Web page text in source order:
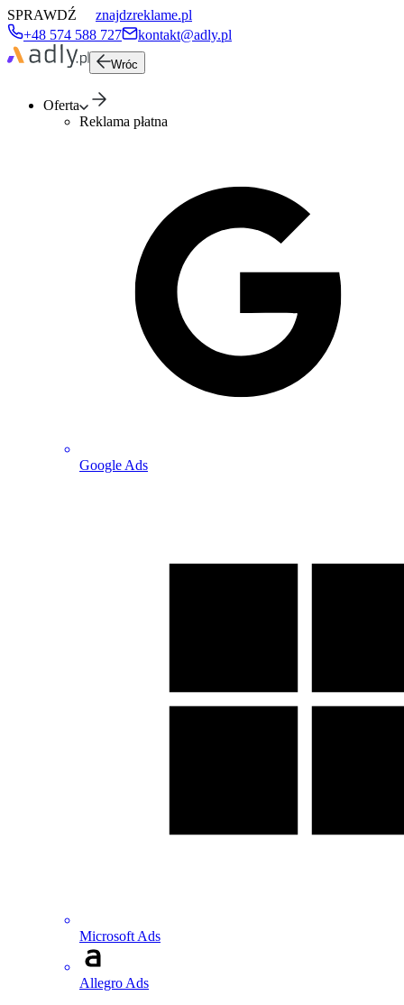
SPRAWDŹ
znajdzreklame.pl
+48 574 588 727
kontakt@adly.pl
Wróc
Oferta
Reklama płatna
Google Ads
Microsoft Ads
Allegro Ads